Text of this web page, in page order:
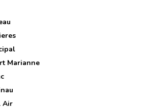
Marianne
Air